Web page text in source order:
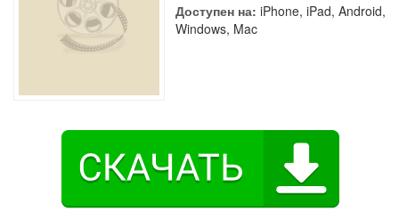
Доступен на: iPhone, iPad, Android,
Windows, Mac